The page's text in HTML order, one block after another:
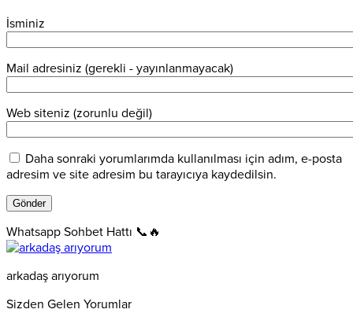
İsminiz
Mail adresiniz (gerekli - yayınlanmayacak)
Web siteniz (zorunlu değil)
Daha sonraki yorumlarımda kullanılması için adım, e-posta
adresim ve site adresim bu tarayıcıya kaydedilsin.
Whatsapp Sohbet Hattı 📞🔥
arkadaş arıyorum
Sizden Gelen Yorumlar